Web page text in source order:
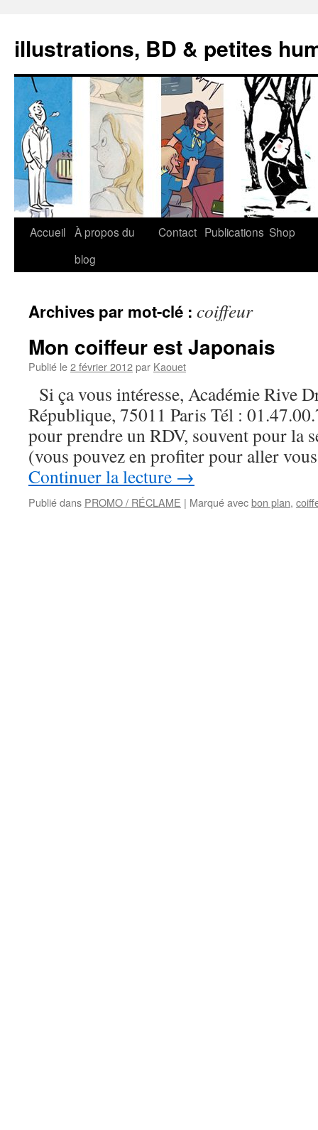
illustrations, BD & petites
Aller
Accueil À propos du
blog
Contact Publications Shop
Archives par mot-clé : coiffeur
Mon coiffeur est Japonais
Publié le2 février 2012par Kaouet
Si ça vous intéresse, Académie Rive
République, 75011 Paris Tél :
pour prendre un RDV, souvent pour la
(vous pouvez en profiter pour aller
Continuer la lecture →
Publié dans PROMO / RÉCLAME | Marqué avecbon plan,